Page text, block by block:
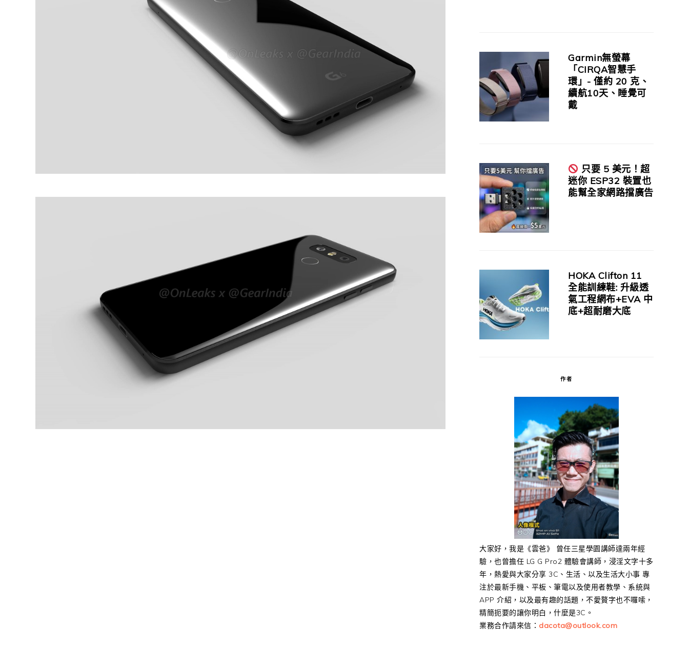
Garmin無螢幕
「CIRQA智慧手
環」- 僅約 20 克、
續航10天、睡覺可
戴
只要 5 美元！超
迷你 ESP32 裝置也
能幫全家網路擋廣告
HOKA Clifton 11
全能訓練鞋: 升級透
氣工程網布+EVA 中
底+超耐磨大底
作者
大家好，我是《雲爸》 曾任三星學園講師達兩年經
驗，也曾擔任 LG G Pro2 體驗會講師，浸淫文字十多
年，熱愛與大家分享 3C、生活、以及生活大小事 專
注於最新手機、平板、筆電以及使用者教學、系統與
APP 介紹，以及最有趣的話題，不愛贅字也不囉嗦，
精簡扼要的讓你明白，什麼是3C。
業務合作請來信： dacota@outlook.com